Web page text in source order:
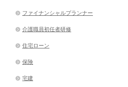
ファイナンシャルプランナー
介護職員初任者研修
住宅ローン
保険
宅建